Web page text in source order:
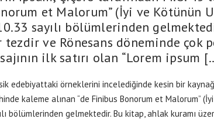
et Malorum” (İyi ve Kötünün
sayılı bölümlerinden
tezdir ve Rönesans döneminde çok
ilk satırı olan “Lorem ipsum
edebiyattaki örneklerini incelediğinde kesin bir
kaleme alınan “de Finibus Bonorum et Malorum”
bölümlerinden gelmektedir. Bu kitap, ahlak kuramı